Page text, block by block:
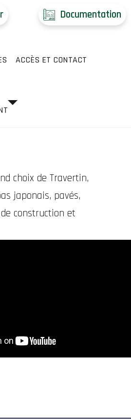
Documentation
ACCÈS ET CONTACT
choix de Travertin,
japonais, pavés,
construction et